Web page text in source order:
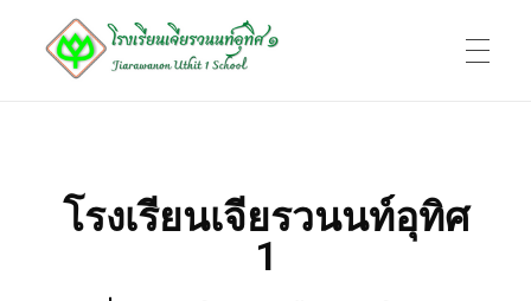
ทำเนียบบุคลากร
โรงเรียนเจียรวนนท์อุทิศ
1